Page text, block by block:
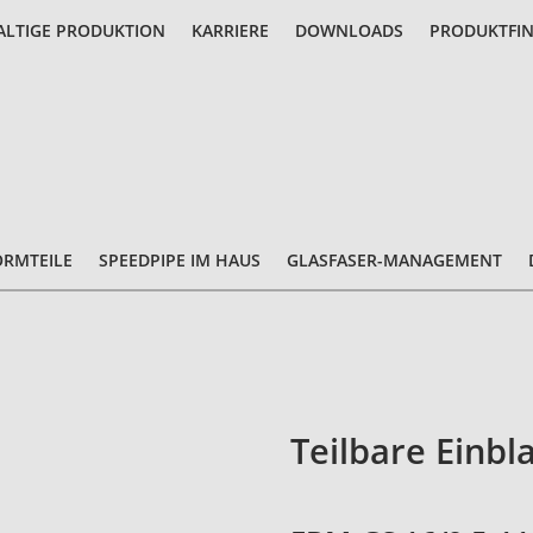
PRODUKTION KARRIERE DOWNLOADS
SPEEDPIPE IM HAUS GLASFASER-MANAGEMENT
Teilbare